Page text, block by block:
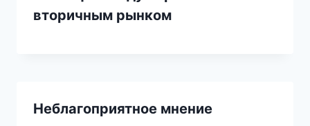
вторичным рынком
Неблагоприятное мнение